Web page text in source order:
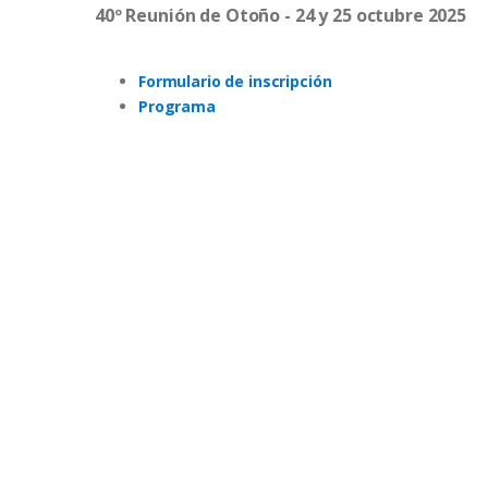
40º Reunión de Otoño - 24 y 25 octubre 2025
Formulario de inscripción
Programa